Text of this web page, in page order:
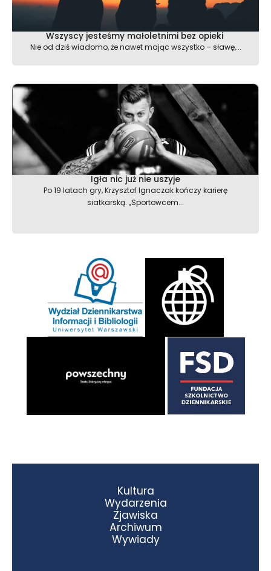
Wszyscy jesteśmy małoletnimi bez opieki
Nie od dziś wiadomo, że nawet mając wszystko – sławę,...
Igła nic już nie uszyje
Po 19 latach gry, Krzysztof Ignaczak kończy karierę
siatkarską. „Sportowcem...
Kultura
Wydarzenia
Zjawiska
Archiwum
Wywiady